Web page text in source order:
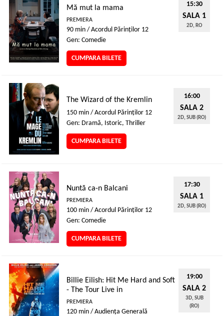
Mă mut la mama
PREMIERA
90 min / Acordul Părinţilor 12
Gen: Comedie
CUMPARA BILETE
15:30
SALA 1
2D, RO
The Wizard of the Kremlin
150 min / Acordul Părinţilor 12
Gen: Dramă, Istoric, Thriller
CUMPARA BILETE
16:00
SALA 2
2D, SUB (RO)
Nuntă ca-n Balcani
PREMIERA
100 min / Acordul Părinţilor 12
Gen: Comedie
CUMPARA BILETE
17:30
SALA 1
2D, SUB (RO)
Billie Eilish: Hit Me Hard and Soft
- The Tour Live in
PREMIERA
120 min / Audienţa Generală
19:00
SALA 2
3D, SUB
(RO)